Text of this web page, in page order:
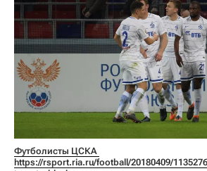
https://rsport.ria.ru/football/20180409/